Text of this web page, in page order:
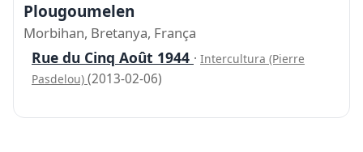
Plougoumelen
Morbihan, Bretanya, França
Rue du Cinq Août 1944 · Intercultura (Pierre
Pasdelou) (2013-02-06)